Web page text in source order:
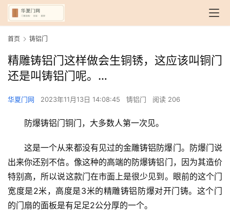
首页 铸铝门
精雕铸铝门这样做会生铜锈，这应该叫铜门
还是叫铸铝门呢。…
华夏门网 2023年11月13日 14:08:45 铸铝门 阅读 206
防爆铸铝门铜门，大多数人第一次见。
这是一个从来都没有见过的金雕铸铝防爆门。防爆门说
出来你还别不信。像这种的高端的防爆铸铝门，因为其造价
特别高，所以说这款门在市面上是很少见到。眼前的这个门
宽度是2米，高度是3米的精雕铸铝防爆对开门铸。这个门
的门扇的面板是有足足2公分厚的一个。